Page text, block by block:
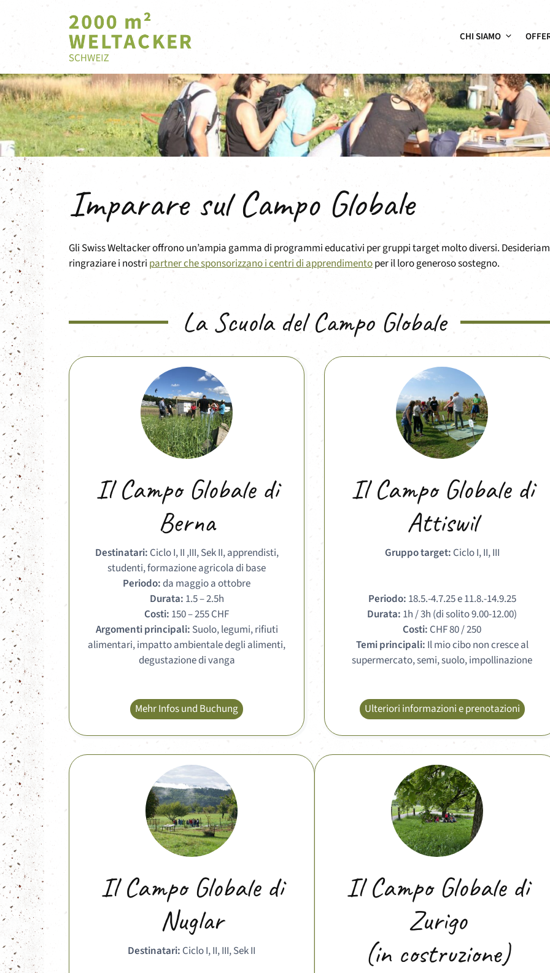
CHI SIAMO
Imparare sul Campo Globale
Gli Swiss Weltacker offrono un’ampia gamma di programmi educativi per gruppi target molto diversi.
ringraziare i nostri partner che sponsorizzano i centri di apprendimentoper il loro generoso sostegno.
La Scuola del Campo Globale
Il Campo Globale di
Berna
Destinatari: Ciclo I, II ,III, Sek II, apprendisti,
studenti, formazione agricola di base
Periodo:da maggio a ottobre
Durata: 1.5 – 2.5h
Costi: 150 – 255 CHF
Argomenti principali: Suolo, legumi, rifiuti
alimentari, impatto ambientale degli alimenti,
degustazione di vanga
Mehr Infos und Buchung
Il Campo Globale di
Attiswil
Gruppo target: Ciclo I, II, III
Periodo: 18.5.-4.7.25 e 11.8.-14.9.25
Durata: 1h / 3h (di solito 9.00-12.00)
Costi: CHF 80 / 250
Temi principali: Il mio cibo non cresce al
supermercato, semi, suolo, impollinazione
Ulteriori informazioni e prenotazioni
Il Campo Globale di
Nuglar
Destinatari: Ciclo I, II, III, Sek II
Il Campo Globale di
Zurigo
(in costruzione)